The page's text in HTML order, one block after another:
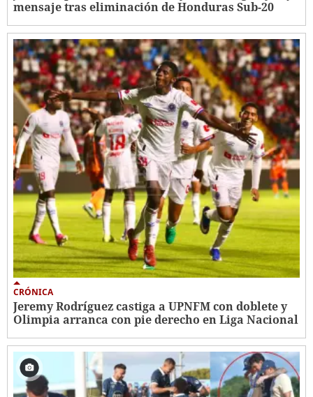
mensaje tras eliminación de Honduras Sub-20
CRÓNICA
Jeremy Rodríguez castiga a UPNFM con doblete y
Olimpia arranca con pie derecho en Liga Nacional